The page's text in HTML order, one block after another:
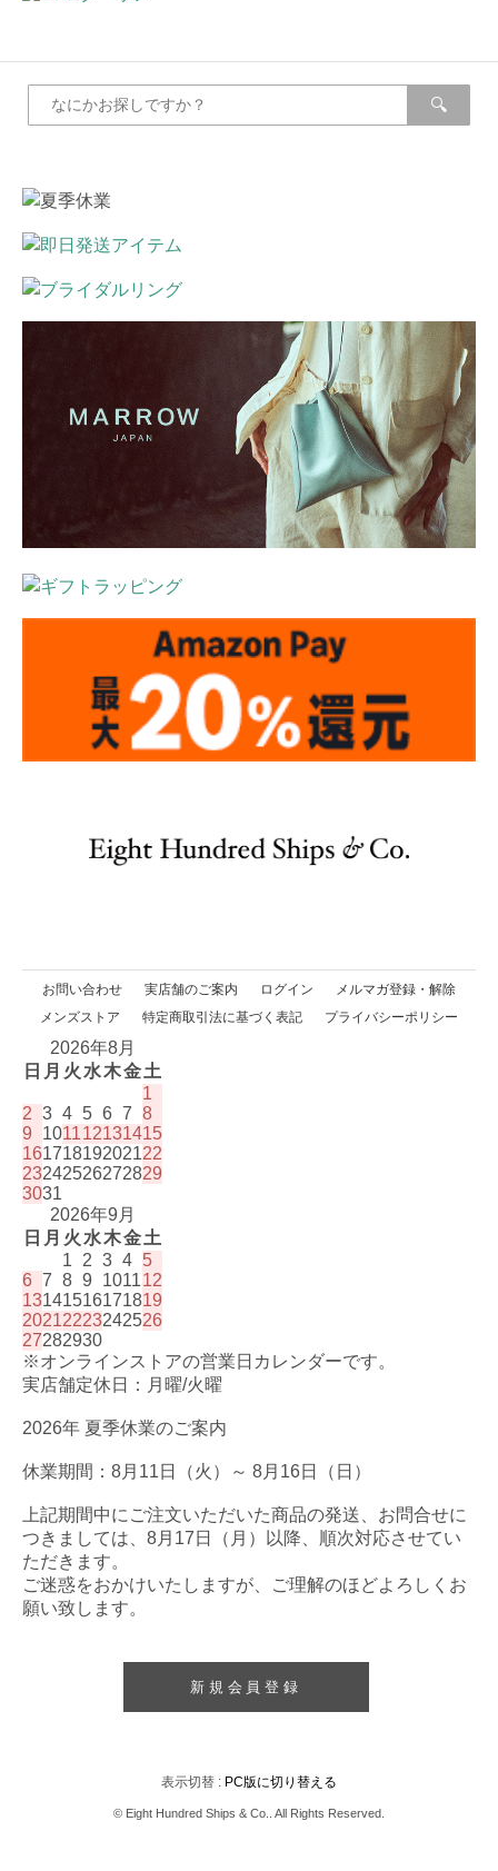
お問い合わせ 実店舗のご案内 ログイン
メルマガ登録・解除
メンズストア
特定商取引法に基づく表記 プライバシーポリシー
2026年8月
日 月 火 水木金土
1
2 3 4 5 6 7 8
9
101112131415
16171819202122
23242526272829
3031
2026年9月
日 月 火 水木金土
1
2 3 4 5
6 7 8 9 101112
13141516171819
20212223242526
27282930
※オンラインストアの営業日カレンダーです。
実店舗定休日：月曜/火曜
2026年 夏季休業のご案内
休業期間：8月11日（火）～ 8月16日（日）
上記期間中にご注文いただいた商品の発送、お問合せに
つきましては、8月17日（月）以降、順次対応させてい
ただきます。
ご迷惑をおかけいたしますが、ご理解のほどよろしくお
願い致します。
新規会員登録
表示切替 : PC版に切り替える
© Eight Hundred Ships & Co.. All Rights Reserved.